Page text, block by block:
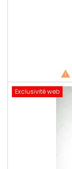

Exclusivité web